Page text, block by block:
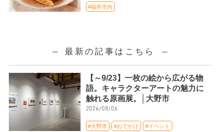
#福井市内
最新の記事はこちら
【～9/23】一枚の絵から広がる物
語。キャラクターアートの魅力に
触れる原画展。│大野市
2026/08/06
#大野市 #おでかけ #イベント